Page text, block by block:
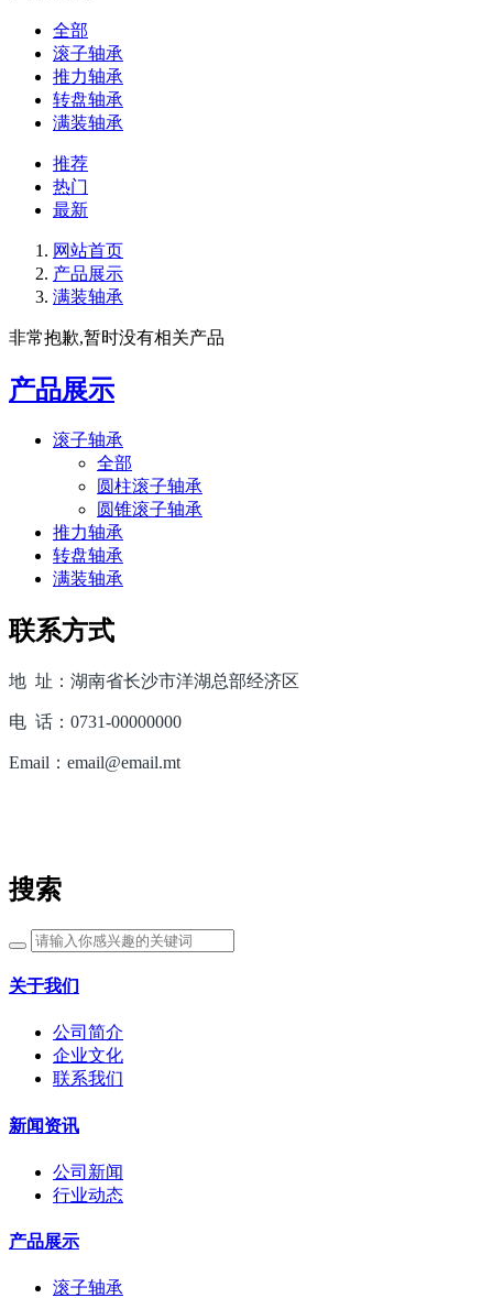
全部
滚子轴承
推力轴承
转盘轴承
满装轴承
推荐
热门
最新
网站首页
产品展示
满装轴承
非常抱歉,暂时没有相关产品
产品展示
滚子轴承
全部
圆柱滚子轴承
圆锥滚子轴承
推力轴承
转盘轴承
满装轴承
联系方式
地 址：湖南省长沙市洋湖总部经济区
电 话：0731-00000000
Email：email@email.mt
搜索
关于我们
公司简介
企业文化
联系我们
新闻资讯
公司新闻
行业动态
产品展示
滚子轴承